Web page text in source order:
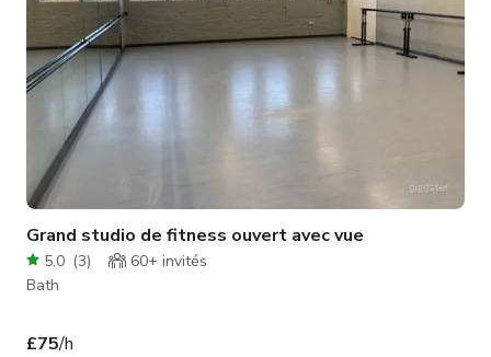
Grand studio de fitness ouvert avec vue
5.0 (3) 60+ invités
Bath
£75/h